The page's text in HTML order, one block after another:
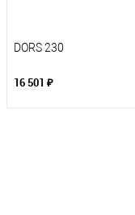
DORS 230
16 501 ₽